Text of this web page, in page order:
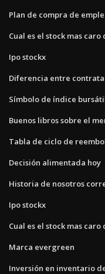
Plan de compra de
Cual es el stock mas
Ipo stockx
Diferencia entre
Símbolo de índice
Buenos libros sobre el
Tabla de ciclo de
Decisión alimentada hoy
Historia de nosotros
Ipo stockx
Cual es el stock mas
Marca evergreen
Inversión en inventario